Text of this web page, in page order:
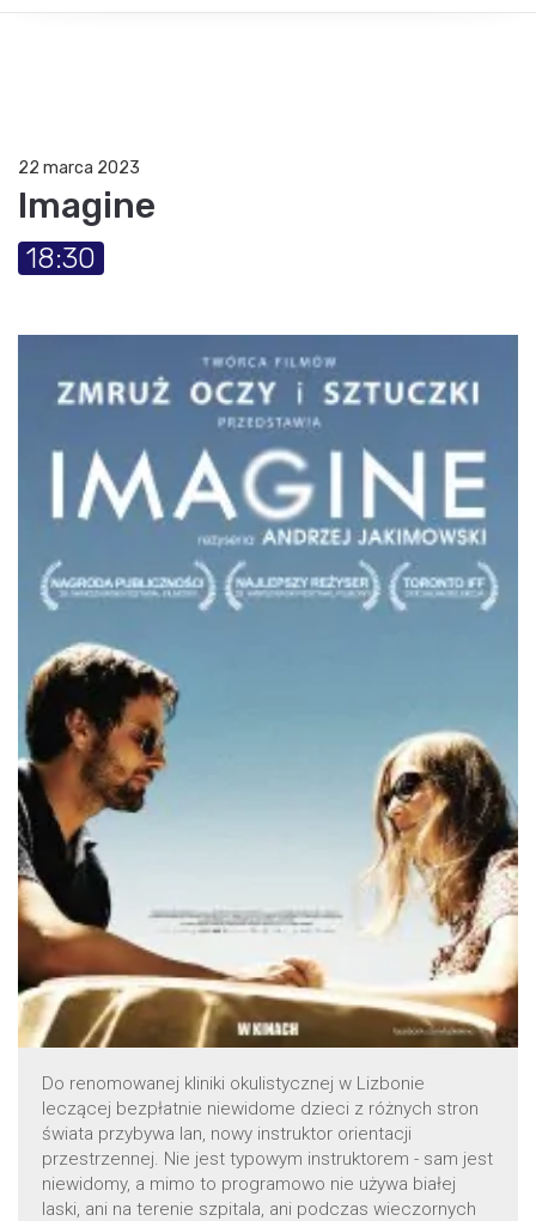
22 marca 2023
Imagine
18:30
Do renomowanej kliniki okulistycznej w Lizbonie
leczącej bezpłatnie niewidome dzieci z różnych stron
świata przybywa Ian, nowy instruktor orientacji
przestrzennej. Nie jest typowym instruktorem - sam jest
niewidomy, a mimo to programowo nie używa białej
laski, ani na terenie szpitala, ani podczas wieczornych